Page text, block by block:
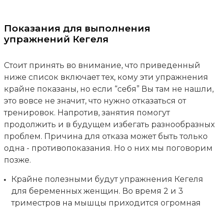
Показания для выполнения
упражнений Кегеля
Стоит принять во внимание, что приведенный
ниже список включает тех, кому эти упражнения
крайне показаны, но если “себя” Вы там не нашли,
это вовсе не значит, что нужно отказаться от
тренировок. Напротив, занятия помогут
продолжить и в будущем избегать разнообразных
проблем. Причина для отказа может быть только
одна - противопоказания. Но о них мы поговорим
позже.
Крайне полезными будут упражнения Кегеля
для беременных женщин. Во время 2 и 3
триместров на мышцы приходится огромная